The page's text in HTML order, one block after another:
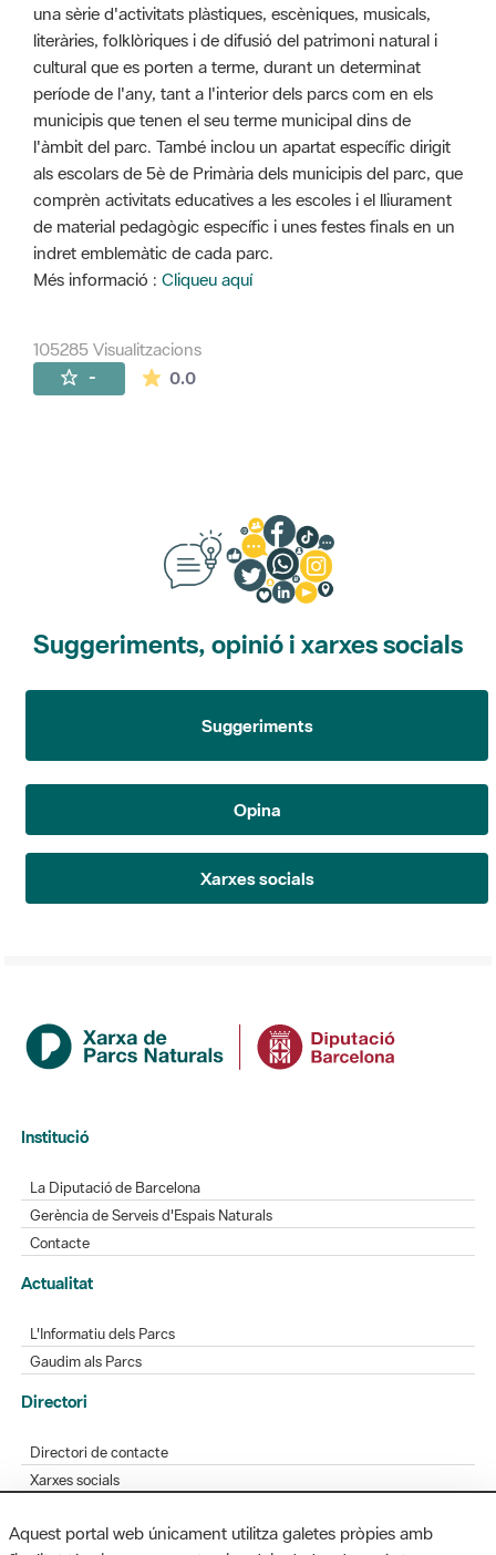
una sèrie d'activitats plàstiques, escèniques, musicals,
literàries, folklòriques i de difusió del patrimoni natural i
cultural que es porten a terme, durant un determinat
període de l'any, tant a l'interior dels parcs com en els
municipis que tenen el seu terme municipal dins de
l'àmbit del parc. També inclou un apartat específic dirigit
als escolars de 5è de Primària dels municipis del parc, que
comprèn activitats educatives a les escoles i el lliurament
de material pedagògic específic i unes festes finals en un
indret emblemàtic de cada parc.
Més informació : Cliqueu aquí
105285 Visualitzacions
- 0.0La mitjana de les valoracions és de 0
Suggeriments, opinió i xarxes socials
Suggeriments
Opina
Xarxes socials
Institució
La Diputació de Barcelona
Gerència de Serveis d'Espais Naturals
Contacte
Actualitat
L'Informatiu dels Parcs
Gaudim als Parcs
Directori
Directori de contacte
Xarxes socials
Bústia de suggeriments
Aquest portal web únicament utilitza galetes pròpies amb